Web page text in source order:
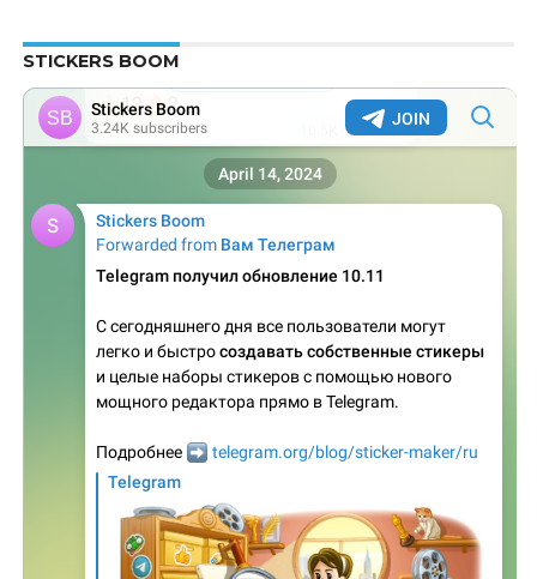
STICKERS BOOM